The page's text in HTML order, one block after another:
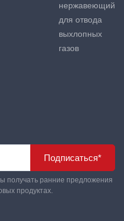
нержавеющий
для отвода
выхлопных
газов
Подписаться*
получать ранние предложения
продуктах.